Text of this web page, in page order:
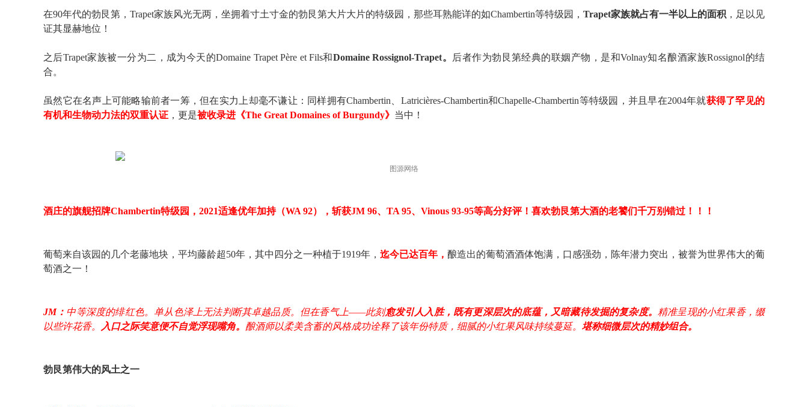
在90年代的勃艮第，Trapet家族风光无两，坐拥着寸土寸金的勃艮第大片大片的特级园，那些耳熟能详的如Chambertin等特级园， Trapet家族就占有一半以上的面积 ，足以见
证其显赫地位！
之后Trapet家族被一分为二，成为今天的Domaine Trapet Père et Fils和Domaine Rossignol-Trapet。
后者作为勃艮第经典的联姻产物，是和Volnay知名酿酒家族Rossignol的结
合。
虽然它在名声上可能略输前者一筹，但在实力上却毫不谦让：同样拥有Chambertin、Latricières-Chambertin和Chapelle-Chambertin等特级园，并且早在2004年就获得了罕见的
有机和生物动力法的双重认证 ，更是被收录进《The Great Domaines of Burgundy》 当中！
图源网络
酒庄的旗舰招牌Chambertin特级园，2021适逢优年加持（WA 92），斩获JM 96、TA 95、Vinous 93-95等高分好评！喜欢勃艮第大酒的老饕们千万别错过！！！
葡萄来自该园的几个老藤地块，平均藤龄超50年，其中四分之一种植于1919年， 迄今已达百年， 酿造出的葡萄酒酒体饱满，口感强劲，陈年潜力突出，被誉为世界伟大的葡
萄酒之一！
JM： 中等深度的绯红色。单从色泽上无法判断其卓越品质。但在香气上——此刻愈发引人入胜，既有更深层次的底蕴，又暗藏待发掘的复杂度。 精准呈现的小红果香，缀
以些许花香。
入口之际笑意便不自觉浮现嘴角。 酿酒师以柔美含蓄的风格成功诠释了该年份特质，细腻的小红果风味持续蔓延。 堪称细微层次的精妙组合。
勃艮第伟大的风土之一